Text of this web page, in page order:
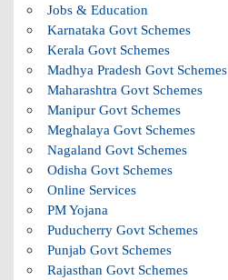
Jobs & Education
Karnataka Govt Schemes
Kerala Govt Schemes
Madhya Pradesh Govt Schemes
Maharashtra Govt Schemes
Manipur Govt Schemes
Meghalaya Govt Schemes
Nagaland Govt Schemes
Odisha Govt Schemes
Online Services
PM Yojana
Puducherry Govt Schemes
Punjab Govt Schemes
Rajasthan Govt Schemes